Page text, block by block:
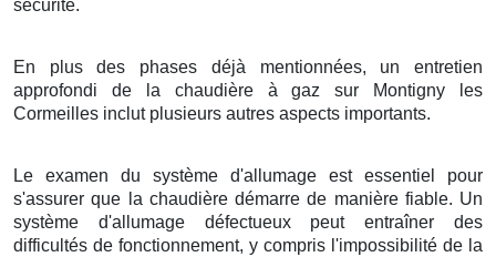
sécurité.
En plus des phases déjà mentionnées, un entretien
approfondi de la chaudière à gaz sur Montigny les
Cormeilles inclut plusieurs autres aspects importants.
Le examen du système d'allumage est essentiel pour
s'assurer que la chaudière démarre de manière fiable. Un
système d'allumage défectueux peut entraîner des
difficultés de fonctionnement, y compris l'impossibilité de la